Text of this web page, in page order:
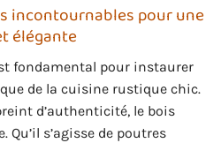
incontournables pour une
élégante
fondamental pour instaurer
de la cuisine rustique chic.
d’authenticité, le bois
Qu’il s’agisse de poutres